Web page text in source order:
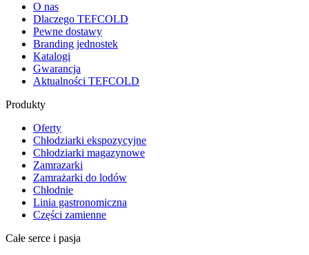
O nas
Dlaczego TEFCOLD
Pewne dostawy
Branding jednostek
Katalogi
Gwarancja
Aktualności TEFCOLD
Produkty
Oferty
Chłodziarki ekspozycyjne
Chłodziarki magazynowe
Zamrazarki
Zamrażarki do lodów
Chłodnie
Linia gastronomiczna
Części zamienne
Całe serce i pasja